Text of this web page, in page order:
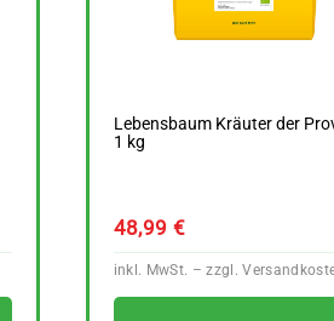
Lebensbaum Kräuter der
1 kg
48,99 €